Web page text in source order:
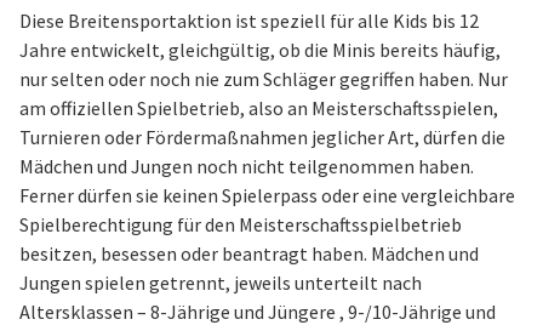
Diese Breitensportaktion ist speziell für alle Kids bis 12
Jahre entwickelt, gleichgültig, ob die Minis bereits häufig,
nur selten oder noch nie zum Schläger gegriffen haben. Nur
am offiziellen Spielbetrieb, also an Meisterschaftsspielen,
Turnieren oder Fördermaßnahmen jeglicher Art, dürfen die
Mädchen und Jungen noch nicht teilgenommen haben.
Ferner dürfen sie keinen Spielerpass oder eine vergleichbare
Spielberechtigung für den Meisterschaftsspielbetrieb
besitzen, besessen oder beantragt haben. Mädchen und
Jungen spielen getrennt, jeweils unterteilt nach
Altersklassen – 8-Jährige und Jüngere , 9-/10-Jährige und